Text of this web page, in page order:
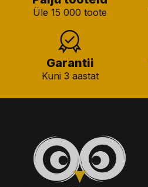
Üle 15 000 toote
Garantii
Kuni 3 aastat